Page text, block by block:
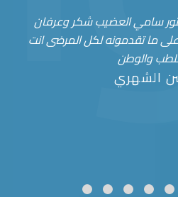
سامي العضيب شكر وعرفان
ما تقدمونه لكل المرضى انت
والوطن
الشهري